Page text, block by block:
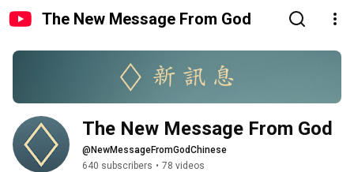
The New Message From God
The New Message From God
@NewMessageFromGodChinese
640 subscribers • 78 videos